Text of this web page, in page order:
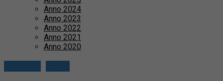
Anno 2024
Anno 2023
Anno 2022
Anno 2021
Anno 2020